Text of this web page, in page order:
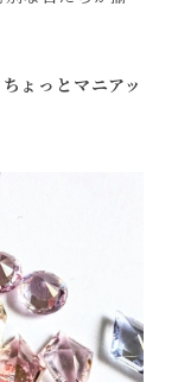
ょっとマニアッ